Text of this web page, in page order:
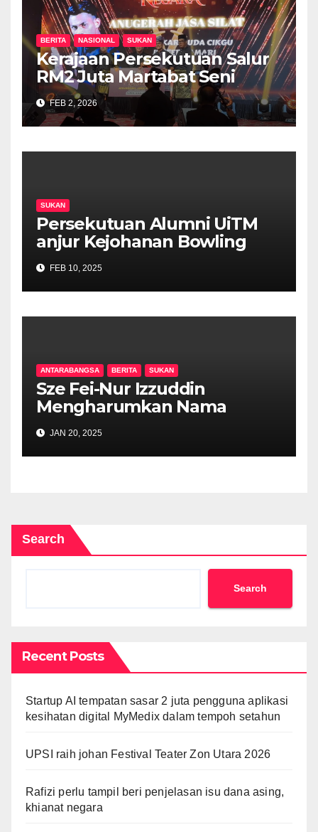
BERITA NASIONAL SUKAN
Kerajaan Persekutuan Salur
RM2 Juta Martabat Seni
Mempertahankan Diri, Usaha
Jadikan Silat Aktiviti
Kokurikulum Sekolah
Dipergiat
FEB 2, 2026
SUKAN
Persekutuan Alumni UiTM
anjur Kejohanan Bowling
disertai dengan 28 pasukan
berentap.
FEB 10, 2025
ANTARABANGSA BERITA SUKAN
Sze Fei-Nur Izzuddin
Mengharumkan Nama
Malaysia di Terbuka India
2025: Inspirasi Kesungguhan
Atlet Malaysia
JAN 20, 2025
Search
Search
Recent Posts
Startup AI tempatan sasar 2 juta pengguna aplikasi
kesihatan digital MyMedix dalam tempoh setahun
UPSI raih johan Festival Teater Zon Utara 2026
Rafizi perlu tampil beri penjelasan isu dana asing,
khianat negara